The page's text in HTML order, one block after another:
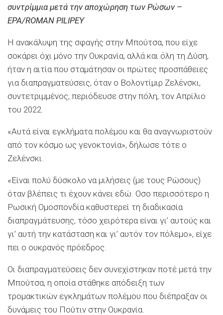
συντρίμμια μετά την αποχώρηση των Ρώσων –
EPA/ROMAN PILIPEY
Η ανακάλυψη της σφαγής στην Μπούτσα, που είχε
σοκάρει όχι μόνο την Ουκρανία, αλλά και όλη τη Δύση,
ήταν η αιτία που σταμάτησαν οι πρώτες προσπάθειες
για διαπραγματεύσεις, όταν ο Βολοντίμιρ Ζελένσκι,
συντετριμμένος, περιόδευσε στην πόλη, τον Απρίλιο
του 2022.
«Αυτά είναι εγκλήματα πολέμου και θα αναγνωριστούν
από τον κόσμο ως γενοκτονία», δήλωσε τότε ο
Ζελένσκι.
«Είναι πολύ δύσκολο να μιλήσεις (με τους Ρώσους)
όταν βλέπεις τι έχουν κάνει εδώ. Οσο περισσότερο η
Ρωσική Ομοσπονδία καθυστερεί τη διαδικασία
διαπραγμάτευσης, τόσο χειρότερα είναι γι’ αυτούς και
γι’ αυτή την κατάσταση και γι’ αυτόν τον πόλεμο», είχε
πει ο ουκρανός πρόεδρος.
Οι διαπραγματεύσεις δεν συνεχίστηκαν ποτέ μετά την
Μπούτσα, η οποία στάθηκε απόδειξη των
τρομακτικών εγκλημάτων πολέμου που διέπραξαν οι
δυνάμεις του Πούτιν στην Ουκρανία.